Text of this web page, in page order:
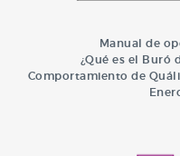
Manual de
¿Qué es el Buró
Comportamiento de